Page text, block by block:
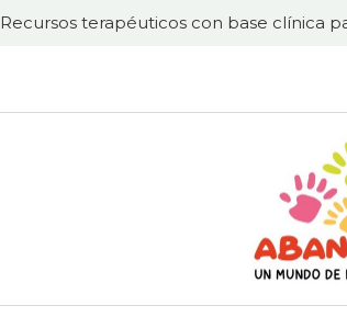
Recursos terapéuticos con base clínica